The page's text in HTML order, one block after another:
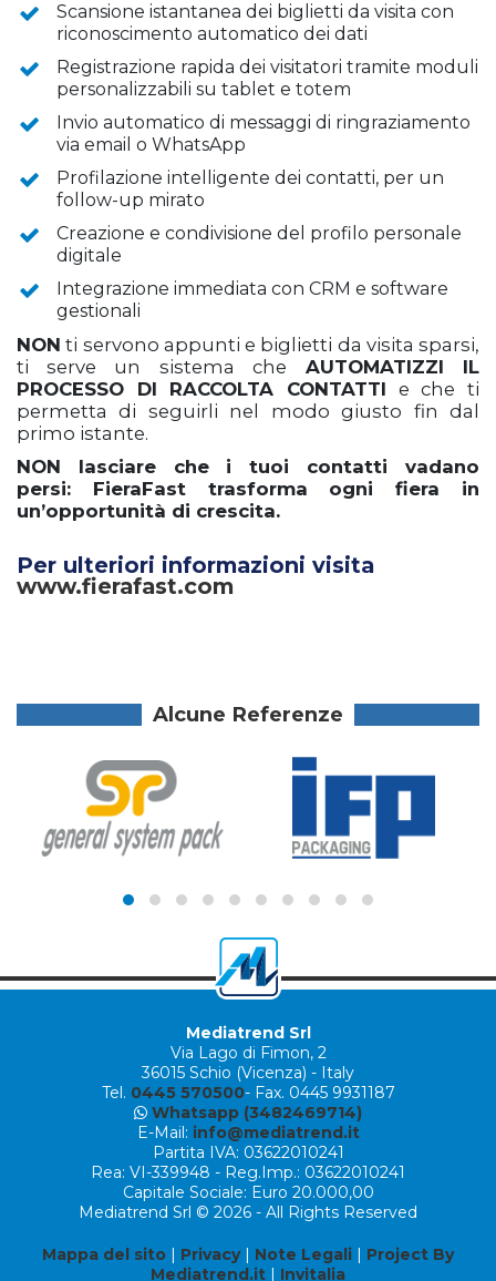
Scansione istantanea dei biglietti da visita con
riconoscimento automatico dei dati
Registrazione rapida dei visitatori tramite moduli
personalizzabili su tablet e totem
Invio automatico di messaggi di ringraziamento
via email o WhatsApp
Profilazione intelligente dei contatti, per un
follow-up mirato
Creazione e condivisione del profilo personale
digitale
Integrazione immediata con CRM e software
gestionali
NON ti servono appunti e biglietti da visita sparsi,
ti serve un sistema che AUTOMATIZZI IL
PROCESSO DI RACCOLTA CONTATTI e che ti
permetta di seguirli nel modo giusto fin dal
primo istante.
NON lasciare che i tuoi contatti vadano
persi: FieraFast trasforma ogni fiera in
un’opportunità di crescita.
Per ulteriori informazioni visita
www.fierafast.com
Alcune Referenze
Mediatrend Srl
Via Lago di Fimon, 2
36015 Schio (Vicenza) - Italy
Tel. 0445 570500- Fax. 0445 9931187
Whatsapp (3482469714)
E-Mail: info@mediatrend.it
Partita IVA: 03622010241
Rea: VI-339948 - Reg.Imp.: 03622010241
Capitale Sociale: Euro 20.000,00
Mediatrend Srl © 2026 - All Rights Reserved
Mappa del sito | Privacy| Note Legali | Project By
Mediatrend.it | Invitalia